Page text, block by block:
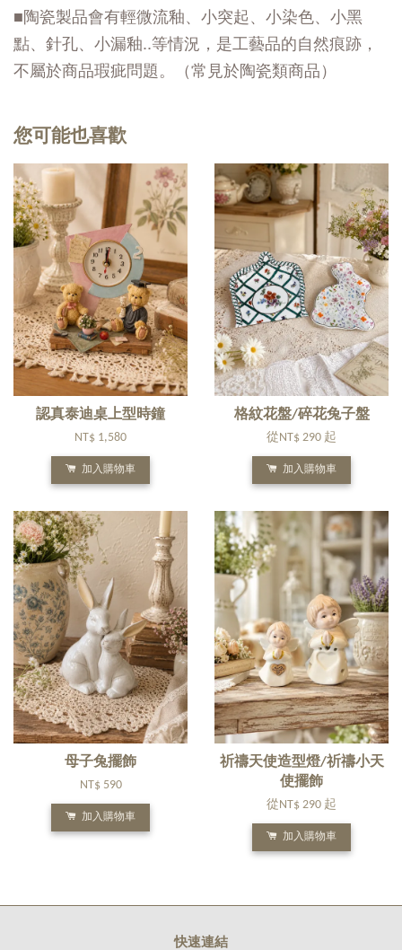
■陶瓷製品會有輕微流釉、小突起、小染色、小黑
點、針孔、小漏釉..等情況，是工藝品的自然痕跡，
不屬於商品瑕疵問題。（常見於陶瓷類商品）
您可能也喜歡
認真泰迪桌上型時鐘
NT$ 1,580
加入購物車
格紋花盤/碎花兔子盤
從 NT$ 290 起
加入購物車
母子兔擺飾
NT$ 590
加入購物車
祈禱天使造型燈/祈禱小天
使擺飾
從 NT$ 290 起
加入購物車
快速連結